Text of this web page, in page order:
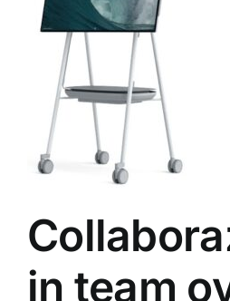
in team